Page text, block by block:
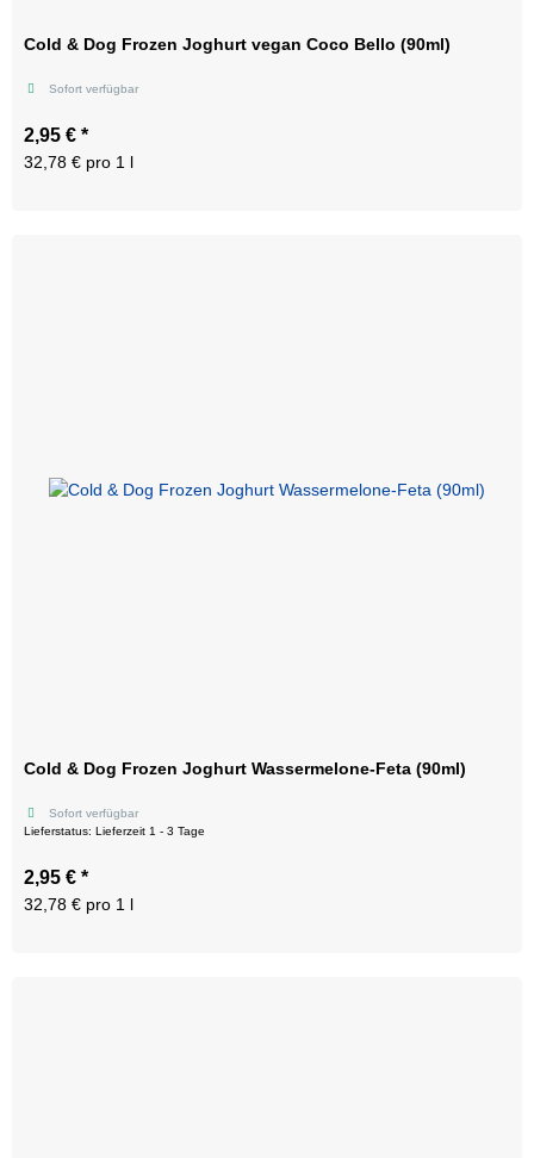
Cold & Dog Frozen Joghurt vegan Coco Bello (90ml)
Sofort verfügbar
2,95 € *
32,78 € pro 1 l
Cold & Dog Frozen Joghurt Wassermelone-Feta (90ml)
Sofort verfügbar
Lieferstatus: Lieferzeit 1 - 3 Tage
2,95 € *
32,78 € pro 1 l